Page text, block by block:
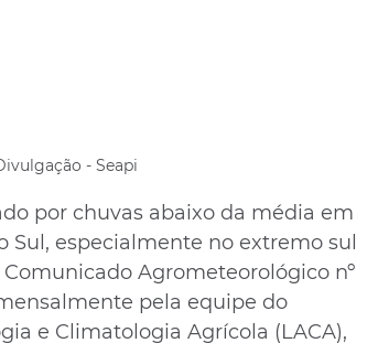
- Seapi
por chuvas abaixo da média em
Sul, especialmente no extremo sul
Agrometeorológico nº
pela equipe do
e Climatologia Agrícola (LACA),